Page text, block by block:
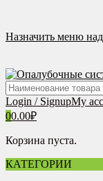
содержимому
Назначить меню
Login / SignupMy
00.00₽
Корзина пуста.
КАТЕГОРИИ